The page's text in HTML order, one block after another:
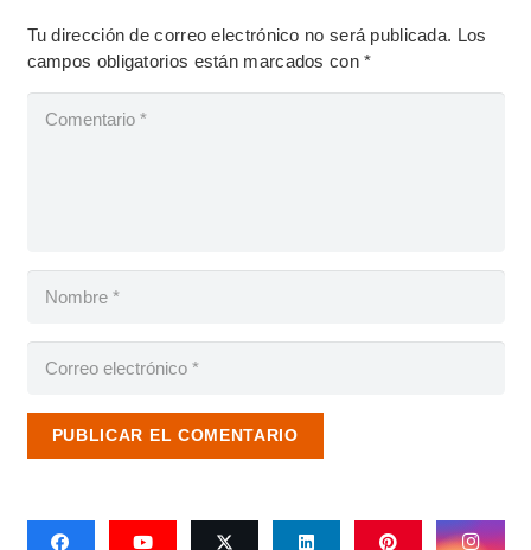
Tu dirección de correo electrónico no será publicada. Los
campos obligatorios están marcados con*
PUBLICAR EL COMENTARIO